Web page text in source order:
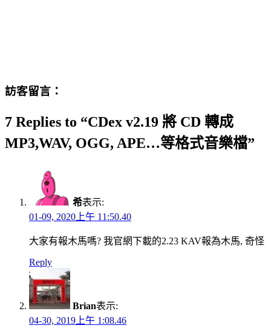
訪客留言：
7 Replies to “CDex v2.19 將 CD 轉成
MP3,WAV, OGG, APE…等格式音樂檔”
希表示:
01-09, 2020上午 11:50.40
大家有報木馬嗎? 我官網下載的2.23 KAV報為木馬, 奇怪
Reply
Brian表示:
04-30, 2019上午 1:08.46